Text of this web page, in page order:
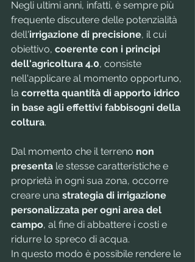
Negli ultimi anni, infatti, è sempre più
frequente discutere delle potenzialità
dell'irrigazione di precisione, il cui
obiettivo, coerente con i principi
dell'agricoltura 4.0, consiste
nell'applicare al momento opportuno,
la corretta quantità di apporto idrico
in base agli effettivi fabbisogni della
coltura.
Dal momento che il terreno non
presenta le stesse caratteristiche e
proprietà in ogni sua zona, occorre
creare una strategia di irrigazione
personalizzata per ogni area del
campo, al fine di abbattere i costi e
ridurre lo spreco di acqua.
In questo modo è possibile rendere le